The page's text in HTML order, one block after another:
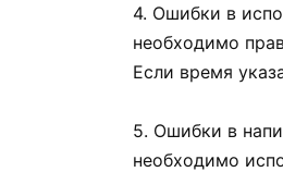
4. Ошибки в
необходимо
Если время
5. Ошибки в
необходимо